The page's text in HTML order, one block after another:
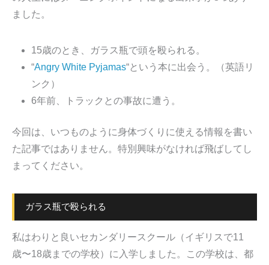
ました。
15歳のとき、ガラス瓶で頭を殴られる。
“Angry White Pyjamas“という本に出会う。（英語リ
ンク）
6年前、トラックとの事故に遭う。
今回は、いつものように身体づくりに使える情報を書い
た記事ではありません。特別興味がなければ飛ばしてし
まってください。
ガラス瓶で殴られる
私はわりと良いセカンダリースクール（イギリスで11
歳〜18歳までの学校）に入学しました。この学校は、都